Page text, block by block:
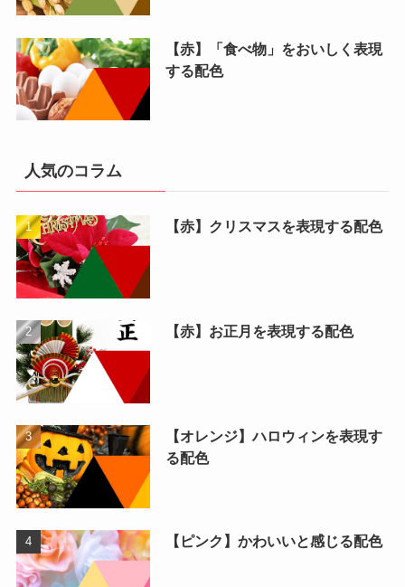
【赤】「食べ物」をおいしく表現
する配色
人気のコラム
【赤】クリスマスを表現する配色
【赤】お正月を表現する配色
【オレンジ】ハロウィンを表現す
る配色
【ピンク】かわいいと感じる配色